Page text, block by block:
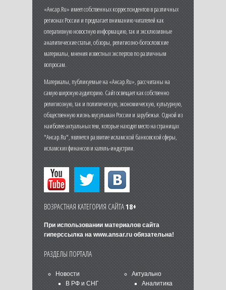
«Ансар.Ru» имеет собственных корреспондентов в различных
регионах России и предлагает вниманию читателей как
оперативную новостную информацию, так и эксклюзивные
аналитические статьи, обзоры, религиозно-богословские
материалы, мнения известных экспертов по различным
вопросам.
Материалы, публикуемые на «Ансар.Ru», рассчитаны на
самую широкую аудиторию. Сайт освещает как собственно
религиозную, так и политическую, экономическую, культурную,
общественную жизнь мусульман России и зарубежья. Одной из
наиболее актуальных тем, которые находят место на страницах
"Ансар.Ru", является развитие исламской банковской сферы,
исламских финансов и халяль-индустрии.
ВОЗРАСТНАЯ КАТЕГОРИЯ САЙТА18+
При использовании материалов сайта
гиперссылка на www.ansar.ruобязательна!
РАЗДЕЛЫ ПОРТАЛА
Новости
В РФ и СНГ
Актуально
Аналитика